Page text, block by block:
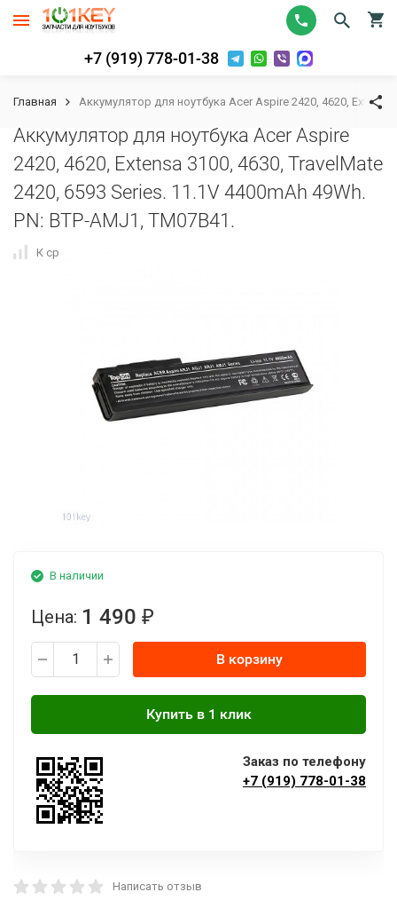
+7 (919) 778-01-38
Главная Аккумулятор для ноутбука Acer Aspire 2420, 4620, Extensa
Аккумулятор для ноутбука Acer Aspire
2420, 4620, Extensa 3100, 4630, TravelMate
2420, 6593 Series. 11.1V 4400mAh 49Wh.
PN: BTP-AMJ1, TM07B41.
К сравнению
В наличии
Цена: 1 490 ₽
В корзину
Заказ по телефону
+7 (919) 778-01-38
Написать отзыв